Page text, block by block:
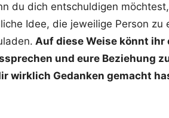
du dich entschuldigen
Idee, die jeweilige Person zu
Auf diese Weise könnt
und eure Beziehung
wirklich Gedanken gemacht